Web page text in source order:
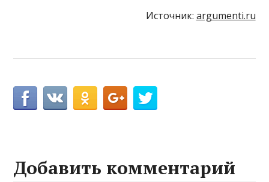
Источник: argumenti.ru
Добавить комментарий